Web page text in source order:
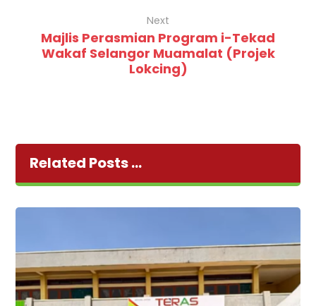
Next
Majlis Perasmian Program i-Tekad
Wakaf Selangor Muamalat (Projek
Lokcing)
Related Posts ...